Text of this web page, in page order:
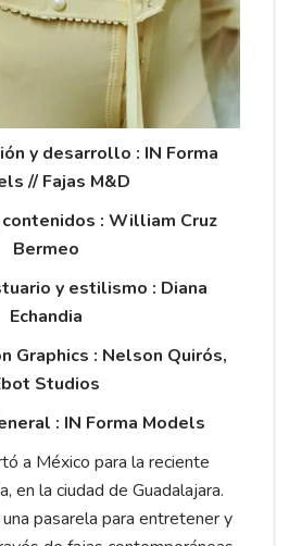
y desarrollo : IN Forma
// Fajas M&D
: William Cruz
Bermeo
y estilismo : Diana
Echandia
Graphics : Nelson Quirós,
Studios
: IN Forma Models
a México para la reciente
en la ciudad de Guadalajara.
pasarela para entretener y